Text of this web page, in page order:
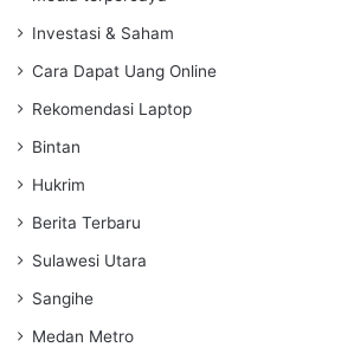
Investasi & Saham
Cara Dapat Uang Online
Rekomendasi Laptop
Bintan
Hukrim
Berita Terbaru
Sulawesi Utara
Sangihe
Medan Metro